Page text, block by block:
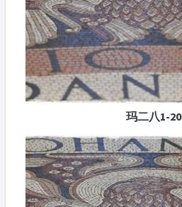
玛二八1-20